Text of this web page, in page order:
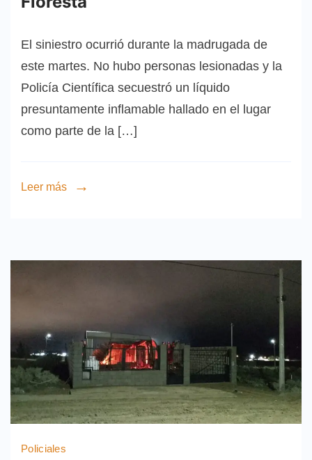
El siniestro ocurrió durante la madrugada de
este martes. No hubo personas lesionadas y la
Policía Científica secuestró un líquido
presuntamente inflamable hallado en el lugar
como parte de la […]
Leer más
Policiales